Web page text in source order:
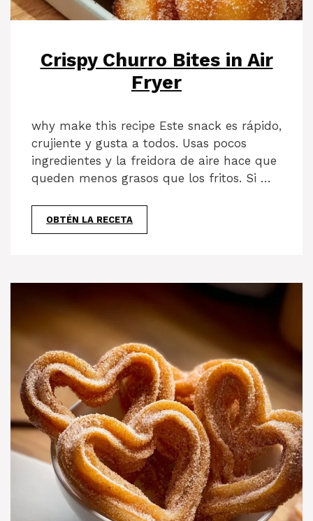
Crispy Churro Bites in Air
Fryer
why make this recipe Este snack es rápido,
crujiente y gusta a todos. Usas pocos
ingredientes y la freidora de aire hace que
queden menos grasos que los fritos. Si …
OBTÉN LA RECETA